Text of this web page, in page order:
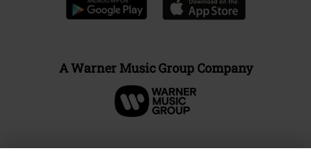
A Warner Music Group Company